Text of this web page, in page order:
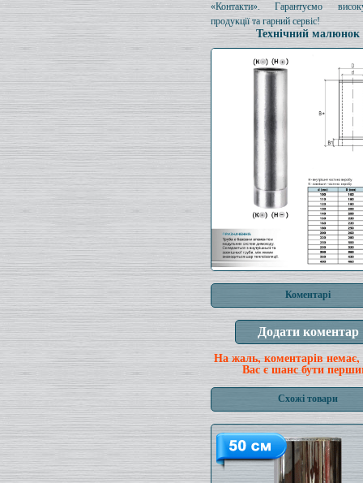
«Контакти». Гарантуємо
продукції та гарний сервіс!
Технічний малюнок
Коментарі
На жаль, коментарів немає,
Вас є шанс бути
Схожі товари